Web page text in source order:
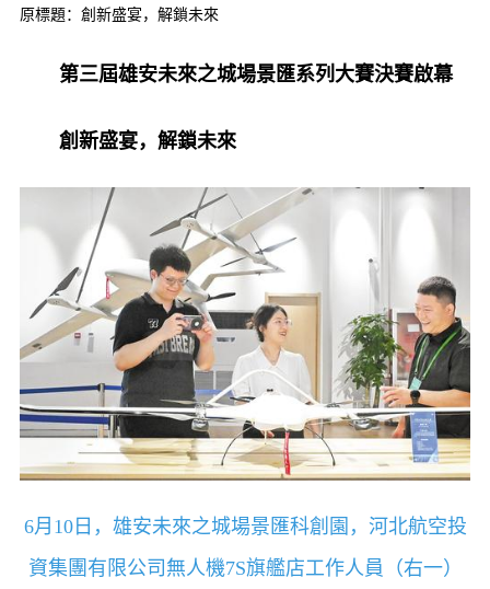
原標題：創新盛宴，解鎖未來
第三屆雄安未來之城場景匯系列大賽決賽啟幕
創新盛宴，解鎖未來
6月10日，雄安未來之城場景匯科創園，河北航空投
資集團有限公司無人機7S旗艦店工作人員（右一）